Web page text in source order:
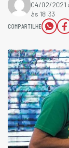
04/02/2021
às 18:33
COMPARTILHE